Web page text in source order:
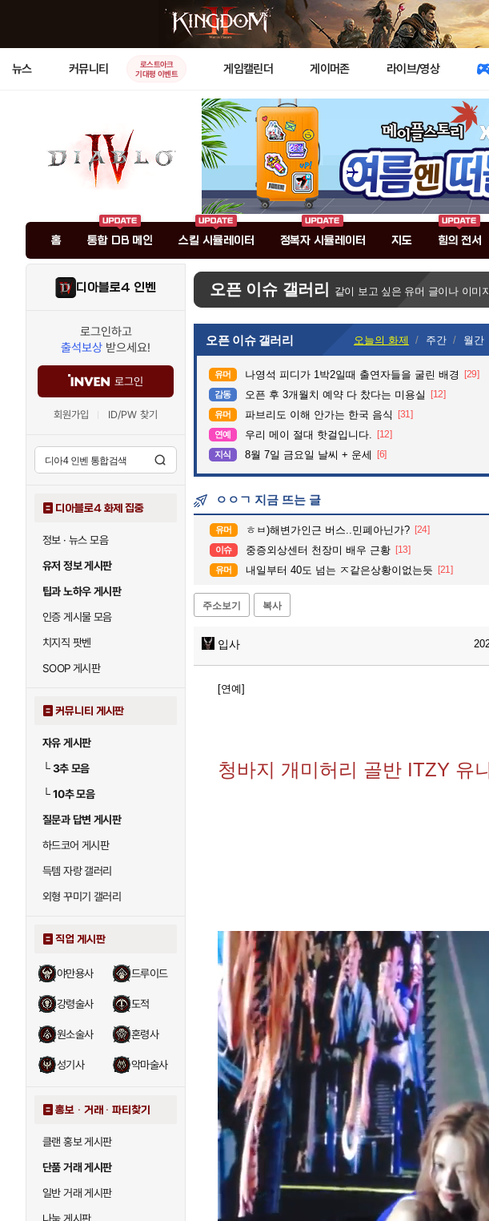
뉴스 커뮤니티
로스트아크
기대평 이벤트
게임캘린더 게이머존 라이브/영상
홈 통합 DB 메인 스킬 시뮬레이터 정복자 시뮬레이터 지도 힘의 전서
디아블로4 인벤
로그인하고
출석보상 받으세요!
로그인
회원가입 ID/PW 찾기
디아블로4 화제 집중
정보 · 뉴스 모음
유저 정보 게시판
팁과 노하우 게시판
인증 게시물 모음
치지직 팟벤
SOOP 게시판
커뮤니티 게시판
자유 게시판
└3추 모음
└10추 모음
질문과 답변 게시판
하드코어 게시판
득템 자랑 갤러리
외형 꾸미기 갤러리
직업 게시판
야만용사 드루이드
강령술사 도적
원소술사 혼령사
성기사 악마술사
홍보 · 거래 · 파티찾기
클랜 홍보 게시판
단품 거래 게시판
일반 거래 게시판
오픈 이슈 갤러리 같이 보고 싶은 유머 글이나 이미
오픈 이슈 갤러리 오늘의 화제 주간 월간
유머 나영석 피디가 1박2일때 출연자들을 굴린 배경 [29]
감동 오픈 후 3개월치 예약 다 찼다는 미용실 [12]
유머 파브리도 이해 안가는 한국 음식 [31]
연예 우리 메이 절대 핫걸입니다. [12]
지식 8월 7일 금요일 날씨 + 운세 [6]
ㅇㅇㄱ 지금 뜨는 글
유머 ㅎㅂ)해변가인근 버스..민폐아닌가? [24]
이슈 중증외상센터 천장미 배우 근황 [13]
유머 내일부터 40도 넘는 ㅈ같은상황이없는듯 [21]
주소보기 복사
입사
[연예]
청바지 개미허리 골반 ITZY 유